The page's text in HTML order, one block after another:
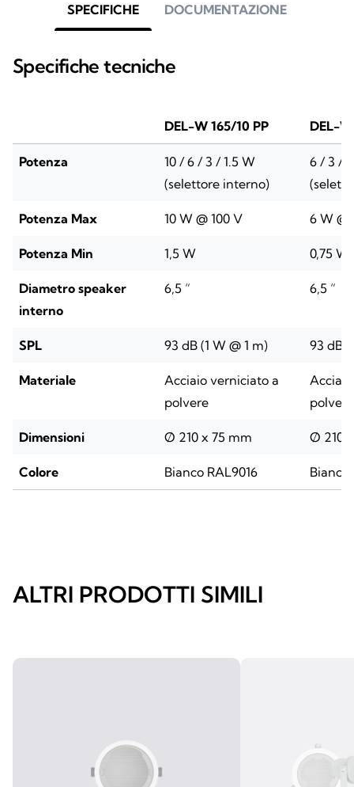
SPECIFICHE DOCUMENTAZIONE
Specifiche tecniche
DEL-W 165/10 PP DEL-
Potenza
10 / 6 / 3 / 1.5 W
(selettore interno)
6 / 3 /
Potenza Max 10 W @ 100 V 6 W @
Potenza Min 1,5 W 0,75 W
Diametro speaker
interno
6,5 “ 6,5 “
SPL 93 dB (1 W @ 1 m) 93 dB
Materiale
Acciaio verniciato a
polvere
polvere
Dimensioni Ø 210 x 75 mm Ø 210
Colore Bianco RAL9016 Bianco
ALTRI PRODOTTI SIMILI